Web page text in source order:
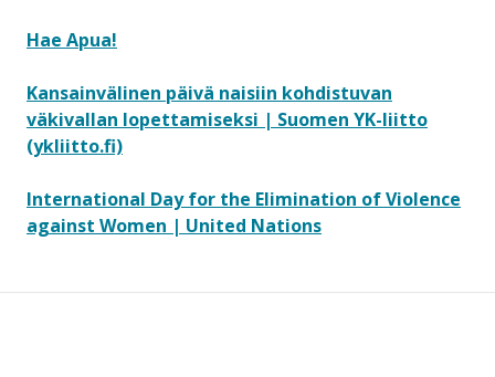
Hae Apua!
Kansainvälinen päivä naisiin kohdistuvan
väkivallan lopettamiseksi | Suomen YK-liitto
(ykliitto.fi)
International Day for the Elimination of Violence
against Women | United Nations